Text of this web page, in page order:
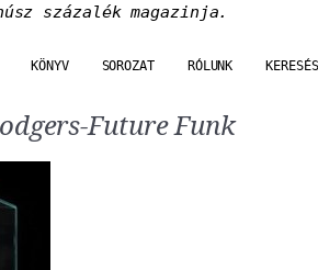
százalék magazinja.
KÖNYV SOROZAT RÓLUNK KERESÉS
Future Funk